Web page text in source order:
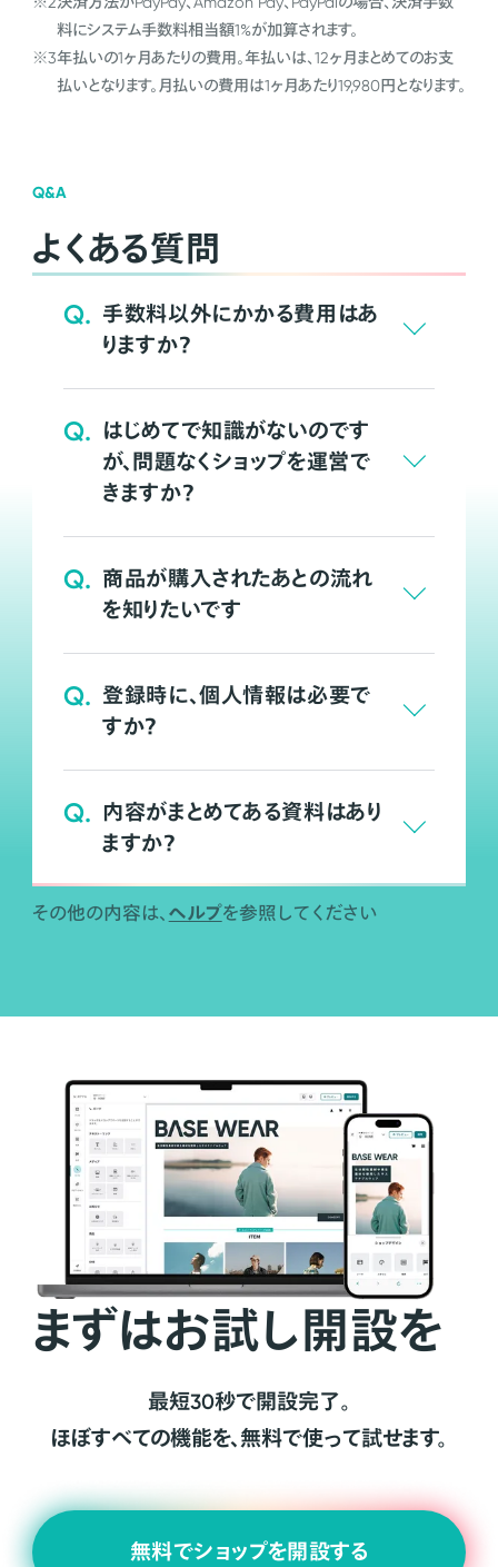
料にシステム手数料相当額1%が加算されます。
※3年払いの1ヶ月あたりの費用。年払いは、12ヶ月まとめてのお支
払いとなります。月払いの費用は1ヶ月あたり19,980円となります。
Q&A
よくある質問
Q. 手数料以外にかかる費用はあ
りますか？
Q. はじめてで知識がないのです
が、問題なくショップを運営で
きますか？
Q. 商品が購入されたあとの流れ
を知りたいです
Q. 登録時に、個人情報は必要で
すか？
Q. 内容がまとめてある資料はあり
ますか？
その他の内容は、 ヘルプを参照してください
まずはお試し開設を
最短30秒で開設完了。
ほぼすべての機能を、無料で使って試せます。
無料でショップを開設する